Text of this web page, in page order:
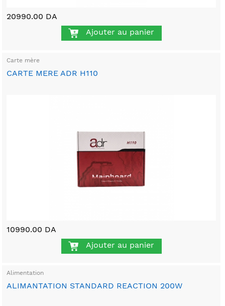
20990.00 DA
Ajouter au panier
Carte mère
CARTE MERE ADR H110
10990.00 DA
Ajouter au panier
Alimentation
ALIMANTATION STANDARD REACTION 200W